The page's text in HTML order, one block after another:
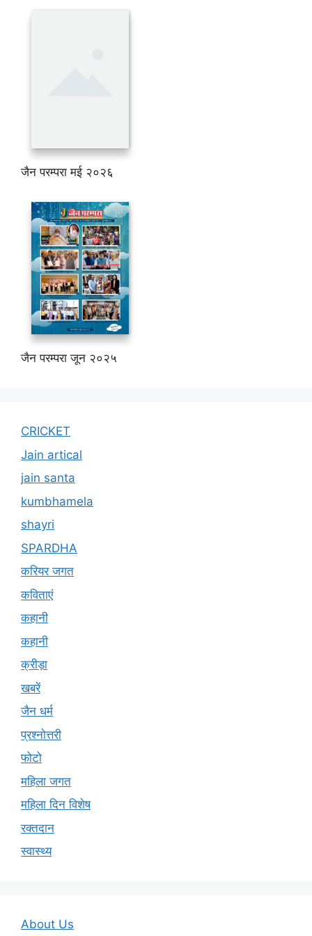
जैन परम्परा मई २०२६
जैन परम्परा जून २०२५
jain santa
kumbhamela
shayri
SPARDHA
करियर जगत
कहानी
क्रीड़ा
खबरें
जैन धर्म
फोटो
महिला दिन विशेष
स्वास्थ्य